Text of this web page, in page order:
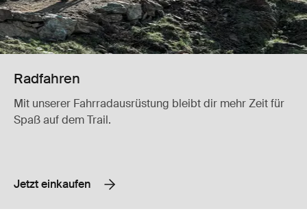
Radfahren
Mit unserer Fahrradausrüstung bleibt dir mehr Zeit für
Spaß auf dem Trail.
Jetzt einkaufen